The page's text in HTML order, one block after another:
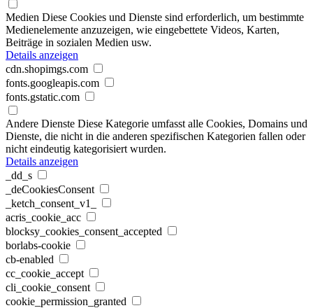
Medien Diese Cookies und Dienste sind erforderlich, um bestimmte
Medienelemente anzuzeigen, wie eingebettete Videos, Karten,
Beiträge in sozialen Medien usw.
Details anzeigen
cdn.shopimgs.com
fonts.googleapis.com
fonts.gstatic.com
Andere Dienste Diese Kategorie umfasst alle Cookies, Domains und
Dienste, die nicht in die anderen spezifischen Kategorien fallen oder
nicht eindeutig kategorisiert wurden.
Details anzeigen
_dd_s
_deCookiesConsent
_ketch_consent_v1_
acris_cookie_acc
blocksy_cookies_consent_accepted
borlabs-cookie
cb-enabled
cc_cookie_accept
cli_cookie_consent
cookie_permission_granted